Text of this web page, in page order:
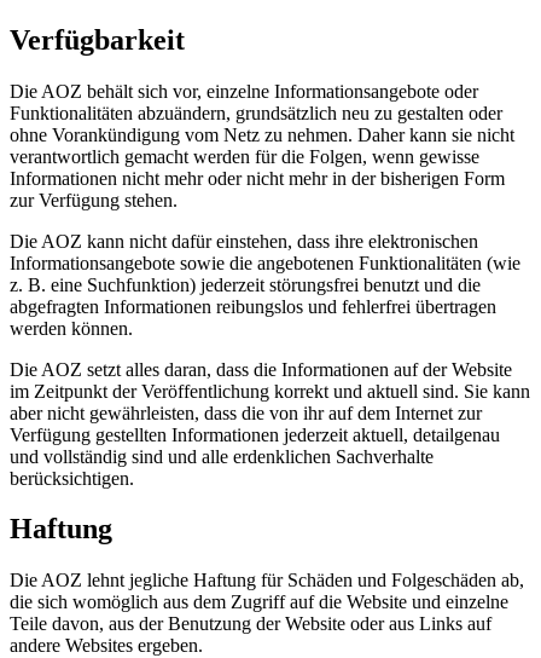
Verfügbarkeit
Die AOZ behält sich vor, einzelne Informationsangebote oder
Funktionalitäten abzuändern, grundsätzlich neu zu gestalten oder
ohne Vorankündigung vom Netz zu nehmen. Daher kann sie nicht
verantwortlich gemacht werden für die Folgen, wenn gewisse
Informationen nicht mehr oder nicht mehr in der bisherigen Form
zur Verfügung stehen.
Die AOZ kann nicht dafür einstehen, dass ihre elektronischen
Informationsangebote sowie die angebotenen Funktionalitäten (wie
z. B. eine Suchfunktion) jederzeit störungsfrei benutzt und die
abgefragten Informationen reibungslos und fehlerfrei übertragen
werden können.
Die AOZ setzt alles daran, dass die Informationen auf der Website
im Zeitpunkt der Veröffentlichung korrekt und aktuell sind. Sie kann
aber nicht gewährleisten, dass die von ihr auf dem Internet zur
Verfügung gestellten Informationen jederzeit aktuell, detailgenau
und vollständig sind und alle erdenklichen Sachverhalte
berücksichtigen.
Haftung
Die AOZ lehnt jegliche Haftung für Schäden und Folgeschäden ab,
die sich womöglich aus dem Zugriff auf die Website und einzelne
Teile davon, aus der Benutzung der Website oder aus Links auf
andere Websites ergeben.